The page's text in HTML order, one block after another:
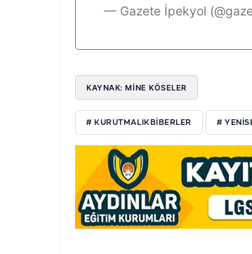
— Gazete İpekyol
KAYNAK: MİNE KÖSELER
# KURUTMALIKBIBERLER #